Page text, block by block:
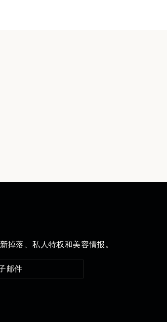
掉落、私人特权和美容情报。